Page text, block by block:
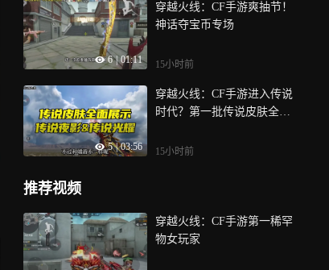
6 | 01:11
穿越火线：CF手游爽抽节！
神话夺宝币专场
15小时前
5 | 03:56
穿越火线：CF手游进入传说
时代？第一批传说皮肤全方
15小时前
推荐视频
穿越火线：CF手游第一稀罕
物女玩家